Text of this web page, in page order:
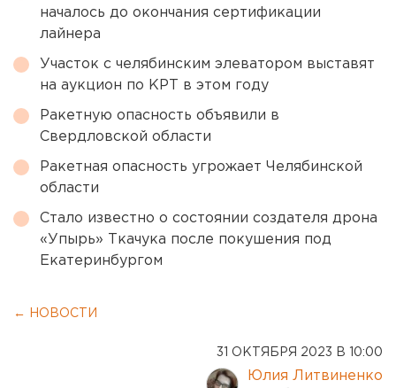
началось до окончания сертификации
лайнера
Участок с челябинским элеватором выставят
на аукцион по КРТ в этом году
Ракетную опасность объявили в
Свердловской области
Ракетная опасность угрожает Челябинской
области
Стало известно о состоянии создателя дрона
«Упырь» Ткачука после покушения под
Екатеринбургом
← НОВОСТИ
31 ОКТЯБРЯ 2023 В 10:00
Юлия Литвиненко